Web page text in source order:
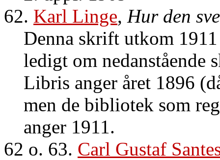
62. Karl Linge, Hur den
Denna skrift utkom
ledigt om nedanstående
Libris anger året 1896
men de bibliotek som
anger 1911.
62 o. 63. Carl Gustaf